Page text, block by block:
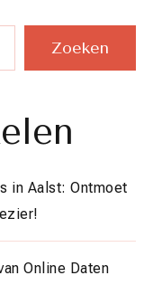
Zoeken
in Aalst: Ontmoet
Online Daten